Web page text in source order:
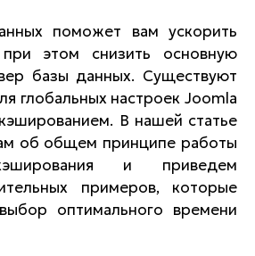
поможет вам ускорить
при этом снизить основную
базы данных. Существуют
глобальных настроек Joomla
В нашей статье
об общем принципе работы
и приведем
примеров, которые
оптимального времени